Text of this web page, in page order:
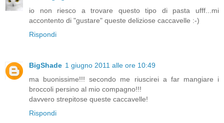
io non riesco a trovare questo tipo di pasta ufff...mi
accontento di "gustare" queste deliziose caccavelle :-)
Rispondi
BigShade 1 giugno 2011 alle ore 10:49
ma buonissime!!! secondo me riuscirei a far mangiare i
broccoli persino al mio compagno!!!
davvero strepitose queste caccavelle!
Rispondi